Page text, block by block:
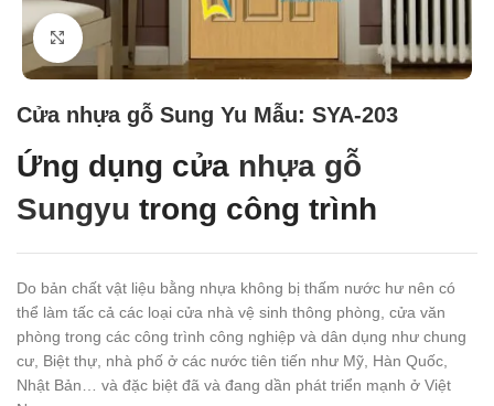
Click to enlarge
Cửa nhựa gỗ Sung Yu Mẫu: SYA-203
Ứng dụng cửa nhựa gỗ
Sungyu trong công trình
Do bản chất vật liệu bằng nhựa không bị thấm nước hư nên có
thể làm tấc cả các loại cửa nhà vệ sinh thông phòng, cửa văn
phòng trong các công trình công nghiệp và dân dụng như chung
cư, Biệt thự, nhà phố ở các nước tiên tiến như Mỹ, Hàn Quốc,
Nhật Bản… và đặc biệt đã và đang dần phát triển mạnh ở Việt